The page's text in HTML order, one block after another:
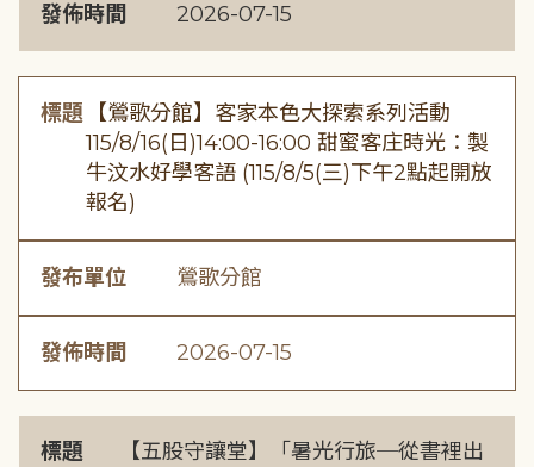
發佈時間 2026-07-15
標題 【鶯歌分館】客家本色大探索系列活動
115/8/16(日)14:00-16:00 甜蜜客庄時光：製
牛汶水好學客語 (115/8/5(三)下午2點起開放
報名)
發布單位 鶯歌分館
發佈時間 2026-07-15
標題
【五股守讓堂】「暑光行旅─從書裡出